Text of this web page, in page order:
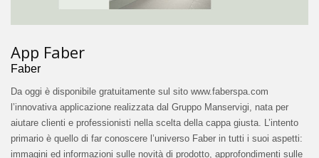
App Faber
Faber
Da oggi è disponibile gratuitamente sul sito www.faberspa.com
l’innovativa applicazione realizzata dal Gruppo Manservigi, nata per
aiutare clienti e professionisti nella scelta della cappa giusta. L’intento
primario è quello di far conoscere l’universo Faber in tutti i suoi aspetti:
immagini ed informazioni sulle novità di prodotto, approfondimenti sulle